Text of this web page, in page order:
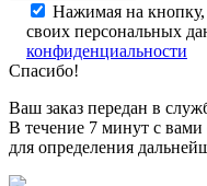
Нажимая на кнопку,
своих персональных
конфиденциальности
Спасибо!
Ваш заказ передан в
В течение 7 минут с вами
для определения